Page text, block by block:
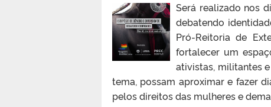
Será realizado nos
debatendo
Pró-Reitoria de
fortalecer um
ativistas, militantes
tema, possam aproximar e fazer
pelos direitos das mulheres e